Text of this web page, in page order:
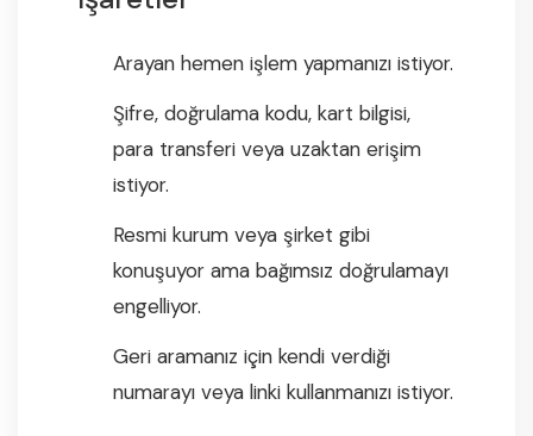
Arayan hemen işlem yapmanızı istiyor.
Şifre, doğrulama kodu, kart bilgisi,
para transferi veya uzaktan erişim
istiyor.
Resmi kurum veya şirket gibi
konuşuyor ama bağımsız doğrulamayı
engelliyor.
Geri aramanız için kendi verdiği
numarayı veya linki kullanmanızı istiyor.